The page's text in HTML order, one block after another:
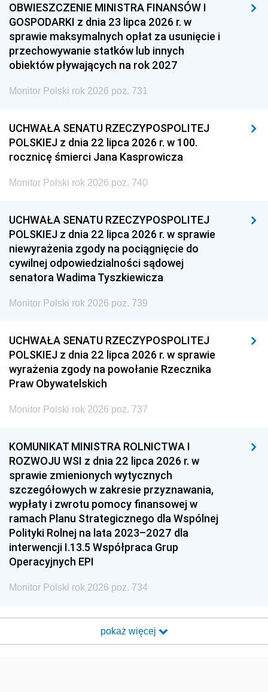
OBWIESZCZENIE MINISTRA FINANSÓW I
GOSPODARKI z dnia 23 lipca 2026 r. w
sprawie maksymalnych opłat za usunięcie i
przechowywanie statków lub innych
obiektów pływających na rok 2027
Monitor Polski rok 2026 poz. 731
UCHWAŁA SENATU RZECZYPOSPOLITEJ
POLSKIEJ z dnia 22 lipca 2026 r. w 100.
rocznicę śmierci Jana Kasprowicza
Monitor Polski rok 2026 poz. 740
UCHWAŁA SENATU RZECZYPOSPOLITEJ
POLSKIEJ z dnia 22 lipca 2026 r. w sprawie
niewyrażenia zgody na pociągnięcie do
cywilnej odpowiedzialności sądowej
senatora Wadima Tyszkiewicza
Monitor Polski rok 2026 poz. 739
UCHWAŁA SENATU RZECZYPOSPOLITEJ
POLSKIEJ z dnia 22 lipca 2026 r. w sprawie
wyrażenia zgody na powołanie Rzecznika
Praw Obywatelskich
Monitor Polski rok 2026 poz. 737
KOMUNIKAT MINISTRA ROLNICTWA I
ROZWOJU WSI z dnia 22 lipca 2026 r. w
sprawie zmienionych wytycznych
szczegółowych w zakresie przyznawania,
wypłaty i zwrotu pomocy finansowej w
ramach Planu Strategicznego dla Wspólnej
Polityki Rolnej na lata 2023–2027 dla
interwencji I.13.5 Współpraca Grup
Operacyjnych EPI
Monitor Polski rok 2026 poz. 734
pokaż więcej